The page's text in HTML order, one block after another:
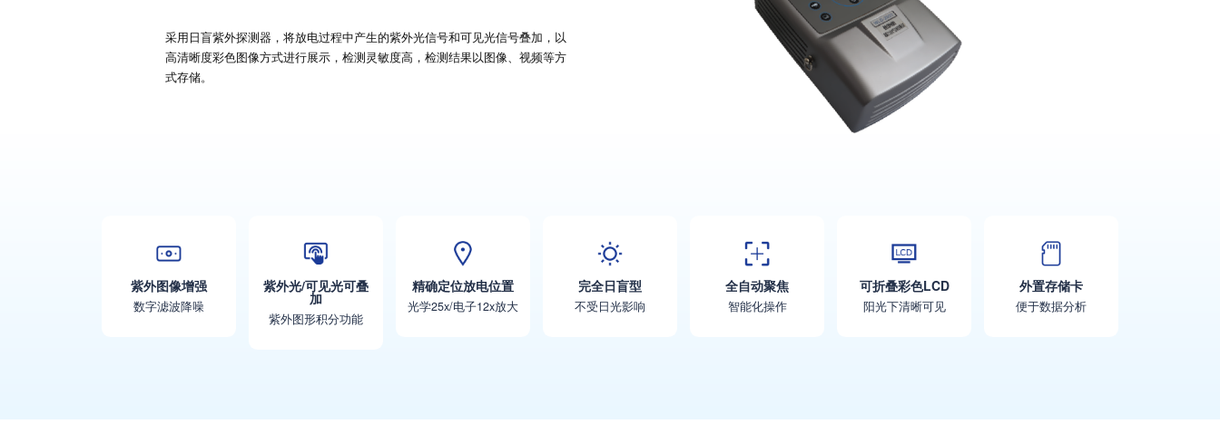
采用日盲紫外探测器，将放电过程中产生的紫外光信号和可见光信号叠加，以
高清晰度彩色图像方式进行展示，检测灵敏度高，检测结果以图像、视频等方
式存储。
紫外图像增强
数字滤波降噪
紫外光/可见光可叠
加
紫外图形积分功能
精确定位放电位置
光学25x/电子12x放大
完全日盲型
不受日光影响
全自动聚焦
智能化操作
可折叠彩色LCD
阳光下清晰可见
外置存储卡
便于数据分析